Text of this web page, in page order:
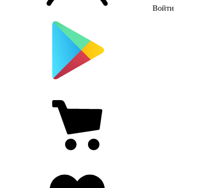
Войти